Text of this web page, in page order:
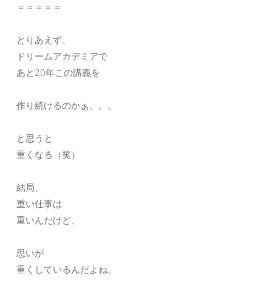
＝＝＝＝＝
とりあえず、
ドリームアカデミアで
あと20年この講義を
作り続けるのかぁ。。。
と思うと
重くなる（笑）
結局、
重い仕事は
重いんだけど、
思いが
重くしているんだよね。